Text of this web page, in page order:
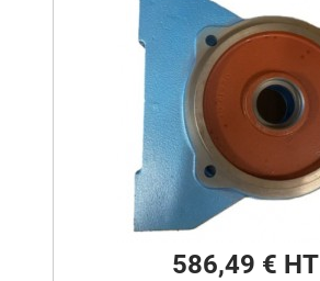
586,49 € HT